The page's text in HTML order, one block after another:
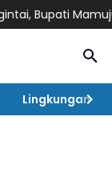
Mamuju
Lingkungan